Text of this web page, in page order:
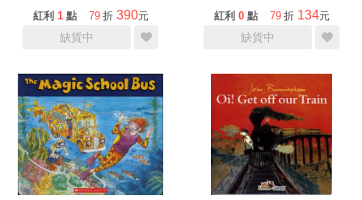
紅利 1 點 79 折 390元
缺貨中
紅利 0 點 79 折 134元
缺貨中